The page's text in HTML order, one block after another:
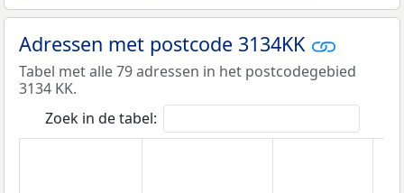
Adressen met postcode 3134KK
Tabel met alle 79 adressen in het postcodegebied
3134 KK.
Zoek in de tabel: